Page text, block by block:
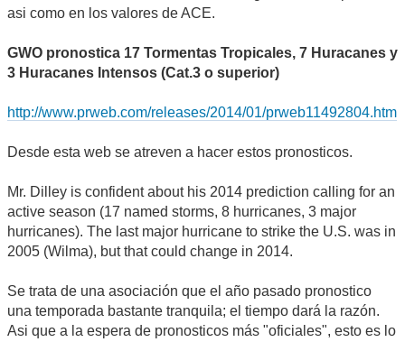
asi como en los valores de ACE.
GWO pronostica 17 Tormentas Tropicales, 7 Huracanes y
3 Huracanes Intensos (Cat.3 o superior)
http://www.prweb.com/releases/2014/01/prweb11492804.htm
Desde esta web se atreven a hacer estos pronosticos.
Mr. Dilley is confident about his 2014 prediction calling for an
active season (17 named storms, 8 hurricanes, 3 major
hurricanes). The last major hurricane to strike the U.S. was in
2005 (Wilma), but that could change in 2014.
Se trata de una asociación que el año pasado pronostico
una temporada bastante tranquila; el tiempo dará la razón.
Asi que a la espera de pronosticos más "oficiales", esto es lo